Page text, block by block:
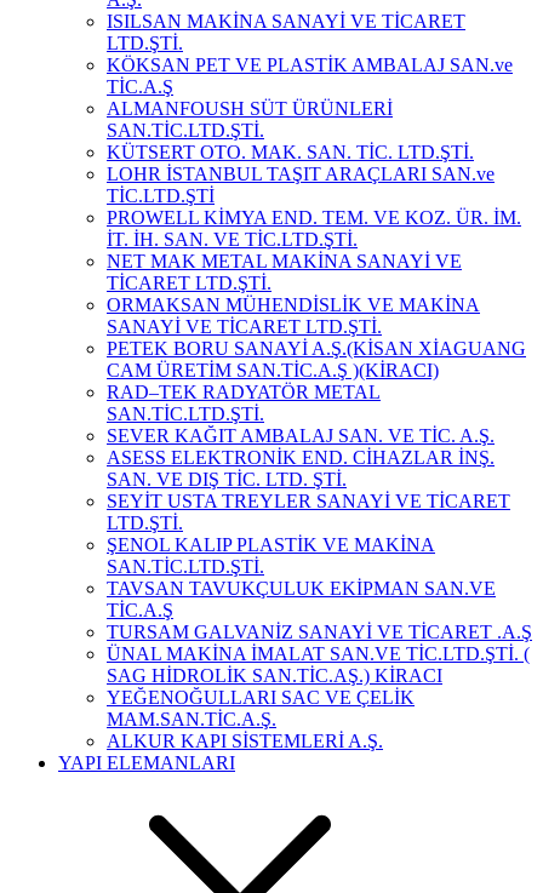
ISILSAN MAKİNA SANAYİ VE TİCARET
LTD.ŞTİ.
KÖKSAN PET VE PLASTİK AMBALAJ SAN.ve
TİC.A.Ş
ALMANFOUSH SÜT ÜRÜNLERİ
SAN.TİC.LTD.ŞTİ.
KÜTSERT OTO. MAK. SAN. TİC. LTD.ŞTİ.
LOHR İSTANBUL TAŞIT ARAÇLARI SAN.ve
TİC.LTD.ŞTİ
PROWELL KİMYA END. TEM. VE KOZ. ÜR. İM.
İT. İH. SAN. VE TİC.LTD.ŞTİ.
NET MAK METAL MAKİNA SANAYİ VE
TİCARET LTD.ŞTİ.
ORMAKSAN MÜHENDİSLİK VE MAKİNA
SANAYİ VE TİCARET LTD.ŞTİ.
PETEK BORU SANAYİ A.Ş.(KİSAN XİAGUANG
CAM ÜRETİM SAN.TİC.A.Ş )(KİRACI)
RAD–TEK RADYATÖR METAL
SAN.TİC.LTD.ŞTİ.
SEVER KAĞIT AMBALAJ SAN. VE TİC. A.Ş.
ASESS ELEKTRONİK END. CİHAZLAR İNŞ.
SAN. VE DIŞ TİC. LTD. ŞTİ.
SEYİT USTA TREYLER SANAYİ VE TİCARET
LTD.ŞTİ.
ŞENOL KALIP PLASTİK VE MAKİNA
SAN.TİC.LTD.ŞTİ.
TAVSAN TAVUKÇULUK EKİPMAN SAN.VE
TİC.A.Ş
TURSAM GALVANİZ SANAYİ VE TİCARET .A.Ş
ÜNAL MAKİNA İMALAT SAN.VE TİC.LTD.ŞTİ. (
SAG HİDROLİK SAN.TİC.AŞ.) KİRACI
YEĞENOĞULLARI SAC VE ÇELİK
MAM.SAN.TİC.A.Ş.
ALKUR KAPI SİSTEMLERİ A.Ş.
YAPI ELEMANLARI